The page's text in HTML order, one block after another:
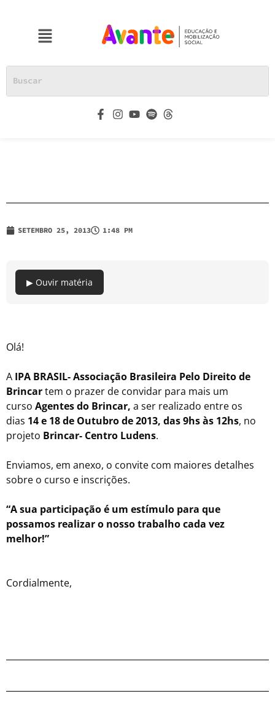
SETEMBRO 25, 2013 1:48 PM
▶ Ouvir matéria
Olá!
A IPA BRASIL- Associação Brasileira Pelo Direito de
Brincartem o prazer de convidar para mais um
curso Agentes do Brincar, a ser realizado entre os
dias 14 e 18 de Outubro de 2013, das 9hs às 12hs, no
projeto Brincar- Centro Ludens.
Enviamos, em anexo, o convite com maiores detalhes
sobre o curso e inscrições.
“A sua participação é um estímulo para que
possamos realizar o nosso trabalho cada vez
melhor!”
Cordialmente,